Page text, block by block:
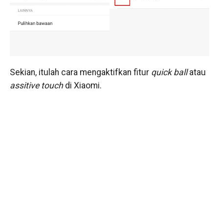
Sekian, itulah cara mengaktifkan fitur quick ballatau
assitive touchdi Xiaomi.